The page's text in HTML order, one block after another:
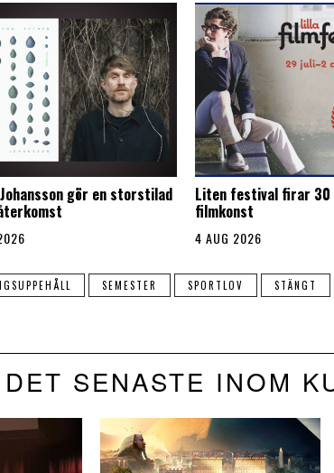
gör en storstilad Liten festival firar 30
filmkonst
4 AUG 2026
SEMESTER SPORTLOV STÄNGT
DET SENASTE INOM